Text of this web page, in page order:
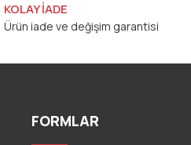
KOLAY İADE
Ürün iade ve değişim garantisi
FORMLAR